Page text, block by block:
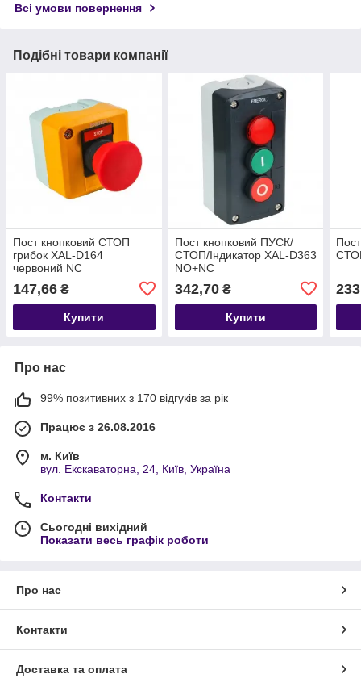
Всі умови повернення
Подібні товари компанії
Пост кнопковий СТОП
грибок XAL-D164
червоний NC
147,66 ₴
Купити
Пост кнопковий ПУСК/
СТОП/Індикатор XAL-D363
NO+NC
342,70₴
Купити
Про нас
99% позитивних з 170 відгуків за рік
Працює з 26.08.2016
м. Київ
вул. Екскаваторна, 24, Київ, Україна
Контакти
Сьогодні вихідний
Показати весь графік роботи
Про нас
Контакти
Доставка та оплата